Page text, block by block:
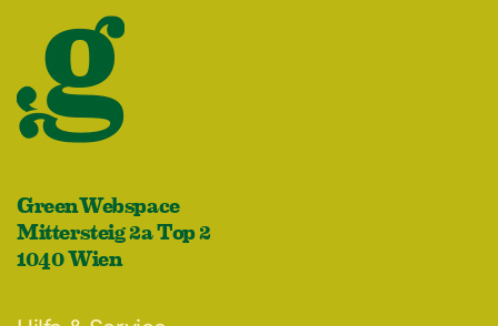
GreenWebspace
Mittersteig 2a Top 2
1040 Wien